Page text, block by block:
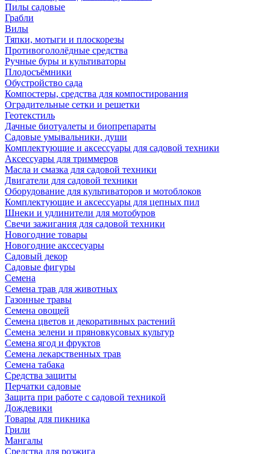
Пилы садовые
Грабли
Вилы
Тяпки, мотыги и плоскорезы
Противогололёдные средства
Ручные буры и культиваторы
Плодосъёмники
Обустройство сада
Компостеры, средства для компостирования
Оградительные сетки и решетки
Геотекстиль
Дачные биотуалеты и биопрепараты
Садовые умывальники, души
Комплектующие и аксессуары для садовой техники
Аксессуары для триммеров
Масла и смазка для садовой техники
Двигатели для садовой техники
Оборудование для культиваторов и мотоблоков
Комплектующие и аксессуары для цепных пил
Шнеки и удлинители для мотобуров
Свечи зажигания для садовой техники
Новогодние товары
Новогодние акссесуары
Садовый декор
Садовые фигуры
Семена
Семена трав для животных
Газонные травы
Семена овощей
Семена цветов и декоративных растений
Семена зелени и пряновкусовых культур
Семена ягод и фруктов
Семена лекарственных трав
Семена табака
Средства защиты
Перчатки садовые
Защита при работе с садовой техникой
Дождевики
Товары для пикника
Грили
Мангалы
Средства для розжига